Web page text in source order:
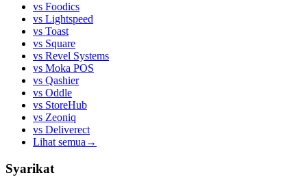
vs Foodics
vs Lightspeed
vs Toast
vs Square
vs Revel Systems
vs Moka POS
vs Qashier
vs Oddle
vs StoreHub
vs Zeoniq
vs Deliverect
Lihat semua →
Syarikat